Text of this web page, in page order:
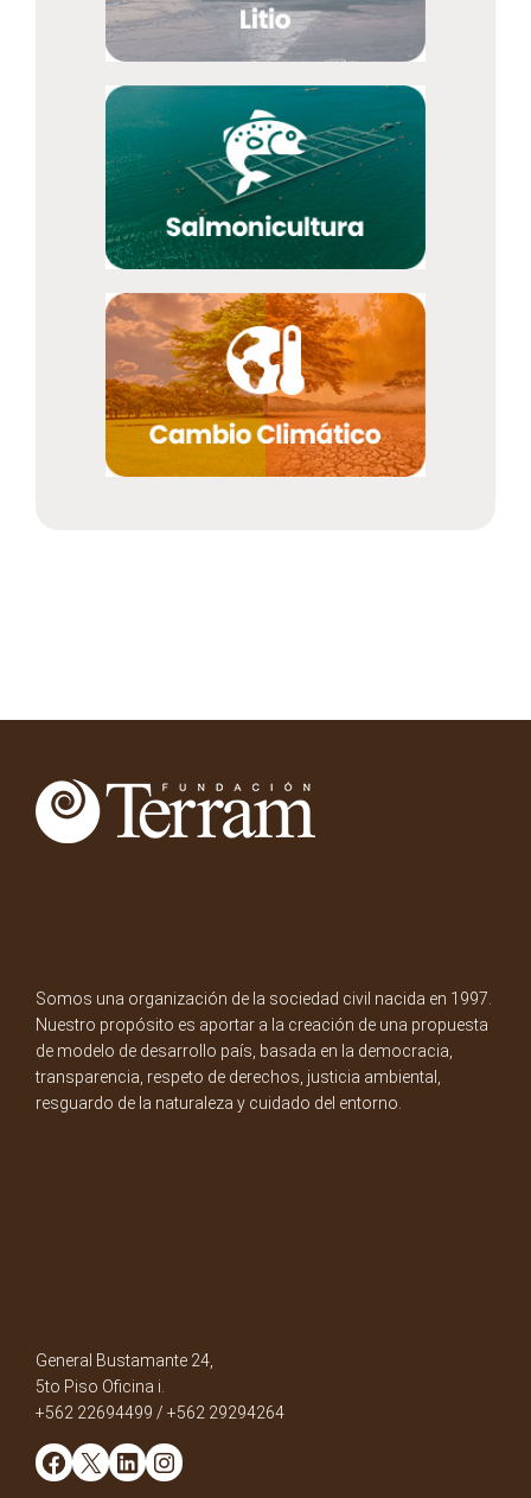
Somos una organización de la sociedad civil nacida en 1997.
Nuestro propósito es aportar a la creación de una propuesta
de modelo de desarrollo país, basada en la democracia,
transparencia, respeto de derechos, justicia ambiental,
resguardo de la naturaleza y cuidado del entorno.
General Bustamante 24,
5to Piso Oficina i.
+562 22694499 / +562 29294264